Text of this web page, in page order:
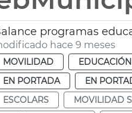
programas
hace 9 meses
MOVILIDAD EDUCACIÓN
EN PORTADA
EN
ESCOLARS
MOVILIDAD